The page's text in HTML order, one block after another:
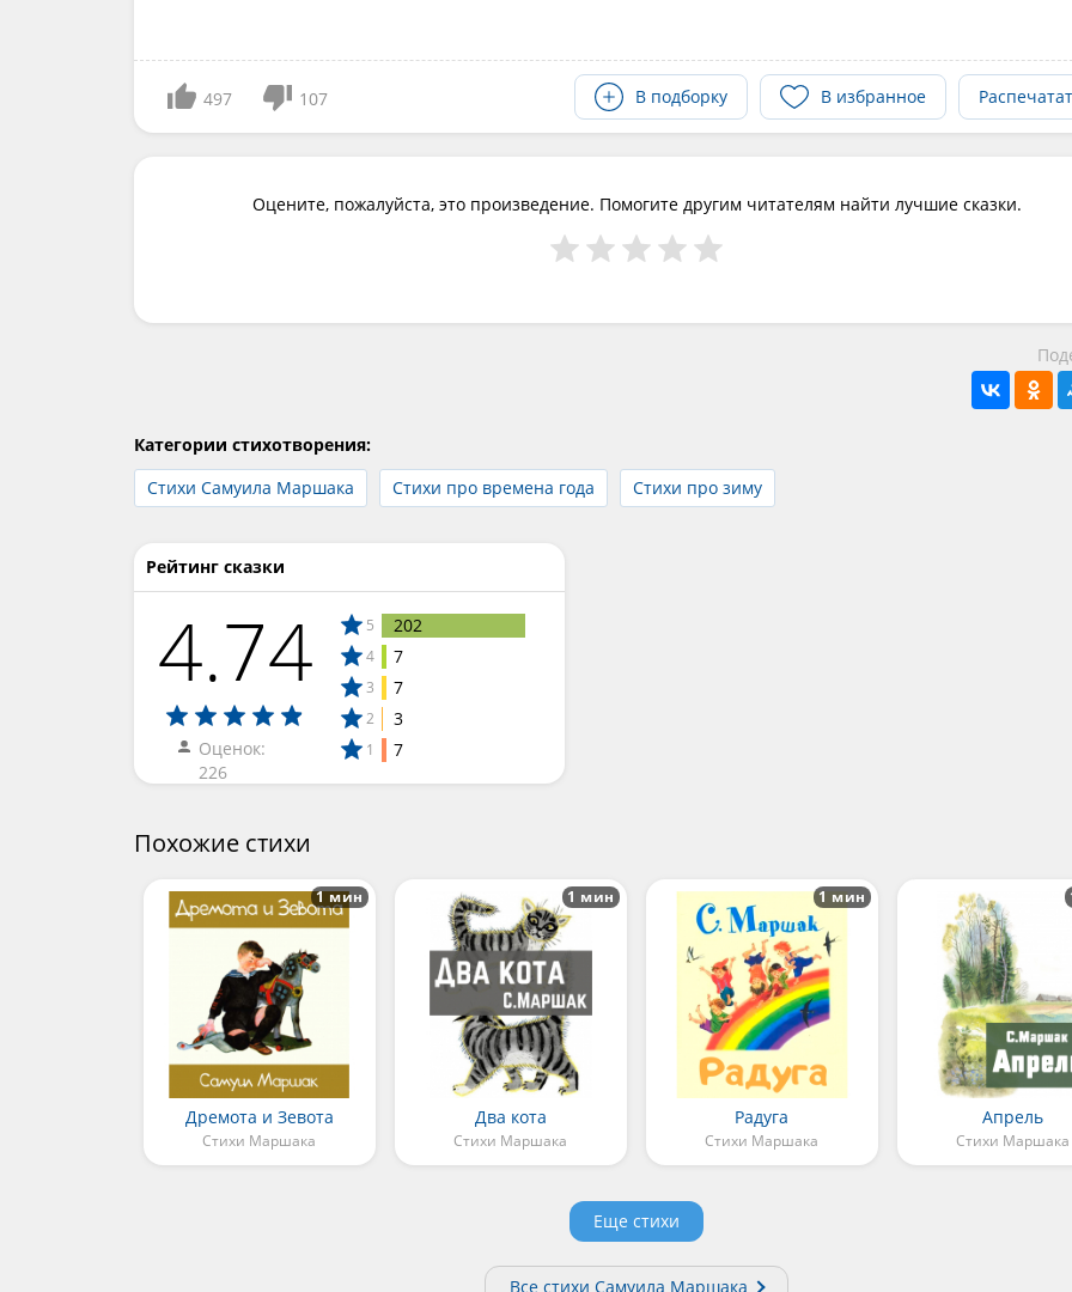
497 107 В подборку В избранное
Оцените, пожалуйста, это произведение. Помогите другим читателям найти лучшие сказки.
Категории стихотворения:
Стихи Самуила Маршака
Стихи про времена года Стихи про зиму
Рейтинг сказки
4.74
Оценок:
226
5 202
4 7
3 7
2 3
1 7
Похожие стихи
Дремота и Зевота
Стихи Маршака
1 мин
Два кота
Стихи Маршака
1 мин
Радуга
Стихи Маршака
1 мин
Апрель
Стихи Маршака
Еще стихи
Все стихи Самуила Маршака